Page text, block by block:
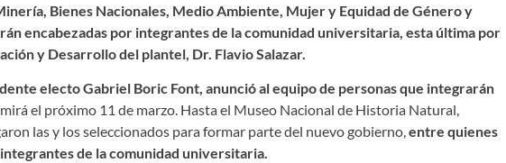
Bienes Nacionales, Medio Ambiente, Mujer y Equidad de Género y
encabezadas por integrantes de la comunidad universitaria, esta última por
y Desarrollo del plantel, Dr. Flavio Salazar.
electo Gabriel Boric Font, anunció al equipo de personas que integrarán
el próximo 11 de marzo. Hasta el Museo Nacional de Historia Natural,
las y los seleccionados para formar parte del nuevo gobierno,entre quienes
de la comunidad universitaria.